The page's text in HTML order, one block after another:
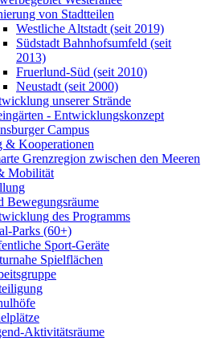
von Stadtteilen
Westliche Altstadt (seit 2019)
Südstadt Bahnhofsumfeld (seit
2013)
Fruerlund-Süd (seit 2010)
Neustadt (seit 2000)
unserer Strände
- Entwicklungskonzept
Campus
& Kooperationen
Grenzregion zwischen den Meeren
Mobilität
Bewegungsräume
des Programms
Parks (60+)
Sport-Geräte
Spielflächen
Aktivitätsräume